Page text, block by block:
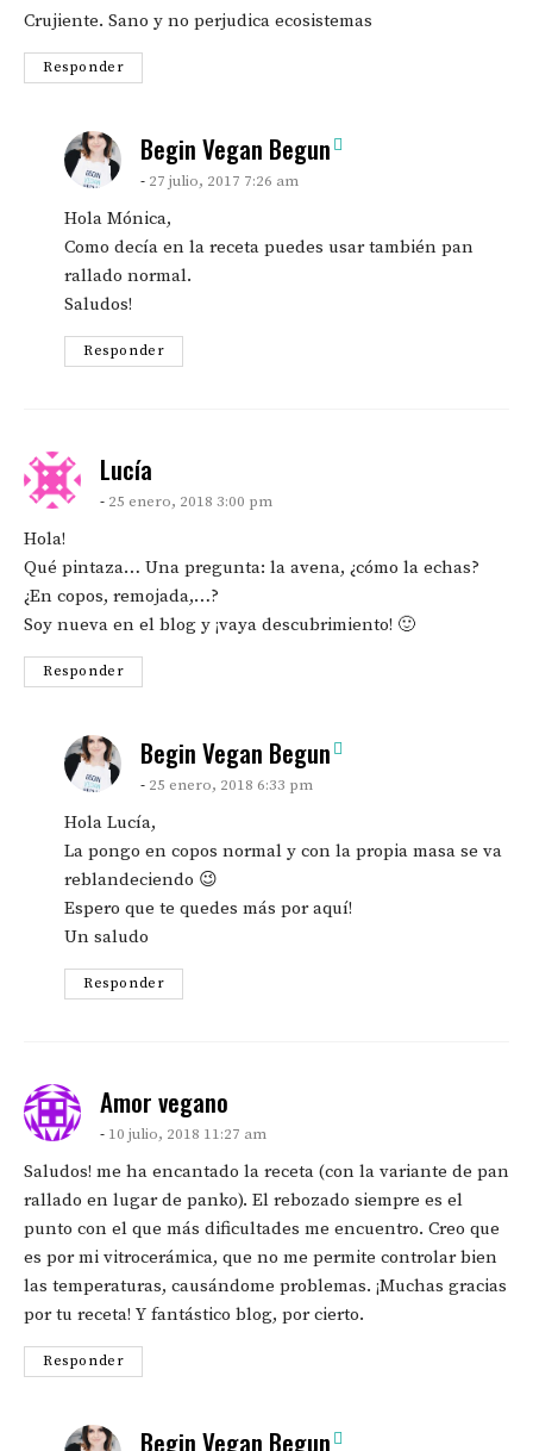
Crujiente. Sano y no perjudica ecosistemas
Responder
Begin Vegan Begun
27 julio, 2017 7:26 am
Hola Mónica,
Como decía en la receta puedes usar también pan
rallado normal.
Saludos!
Responder
Lucía
25 enero, 2018 3:00 pm
Hola!
Qué pintaza… Una pregunta: la avena, ¿cómo la echas?
¿En copos, remojada,…?
Soy nueva en el blog y ¡vaya descubrimiento! 🙂
Responder
Begin Vegan Begun
25 enero, 2018 6:33 pm
Hola Lucía,
La pongo en copos normal y con la propia masa se va
reblandeciendo 😉
Espero que te quedes más por aquí!
Un saludo
Responder
Amor vegano
10 julio, 2018 11:27 am
Saludos! me ha encantado la receta (con la variante de pan
rallado en lugar de panko). El rebozado siempre es el
punto con el que más dificultades me encuentro. Creo que
es por mi vitrocerámica, que no me permite controlar bien
las temperaturas, causándome problemas. ¡Muchas gracias
por tu receta! Y fantástico blog, por cierto.
Responder
Begin Vegan Begun